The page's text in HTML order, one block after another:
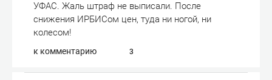
УФАС. Жаль штраф не выписали. После
снижения ИРБИСом цен, туда ни ногой, ни
колесом!
к комментарию 3